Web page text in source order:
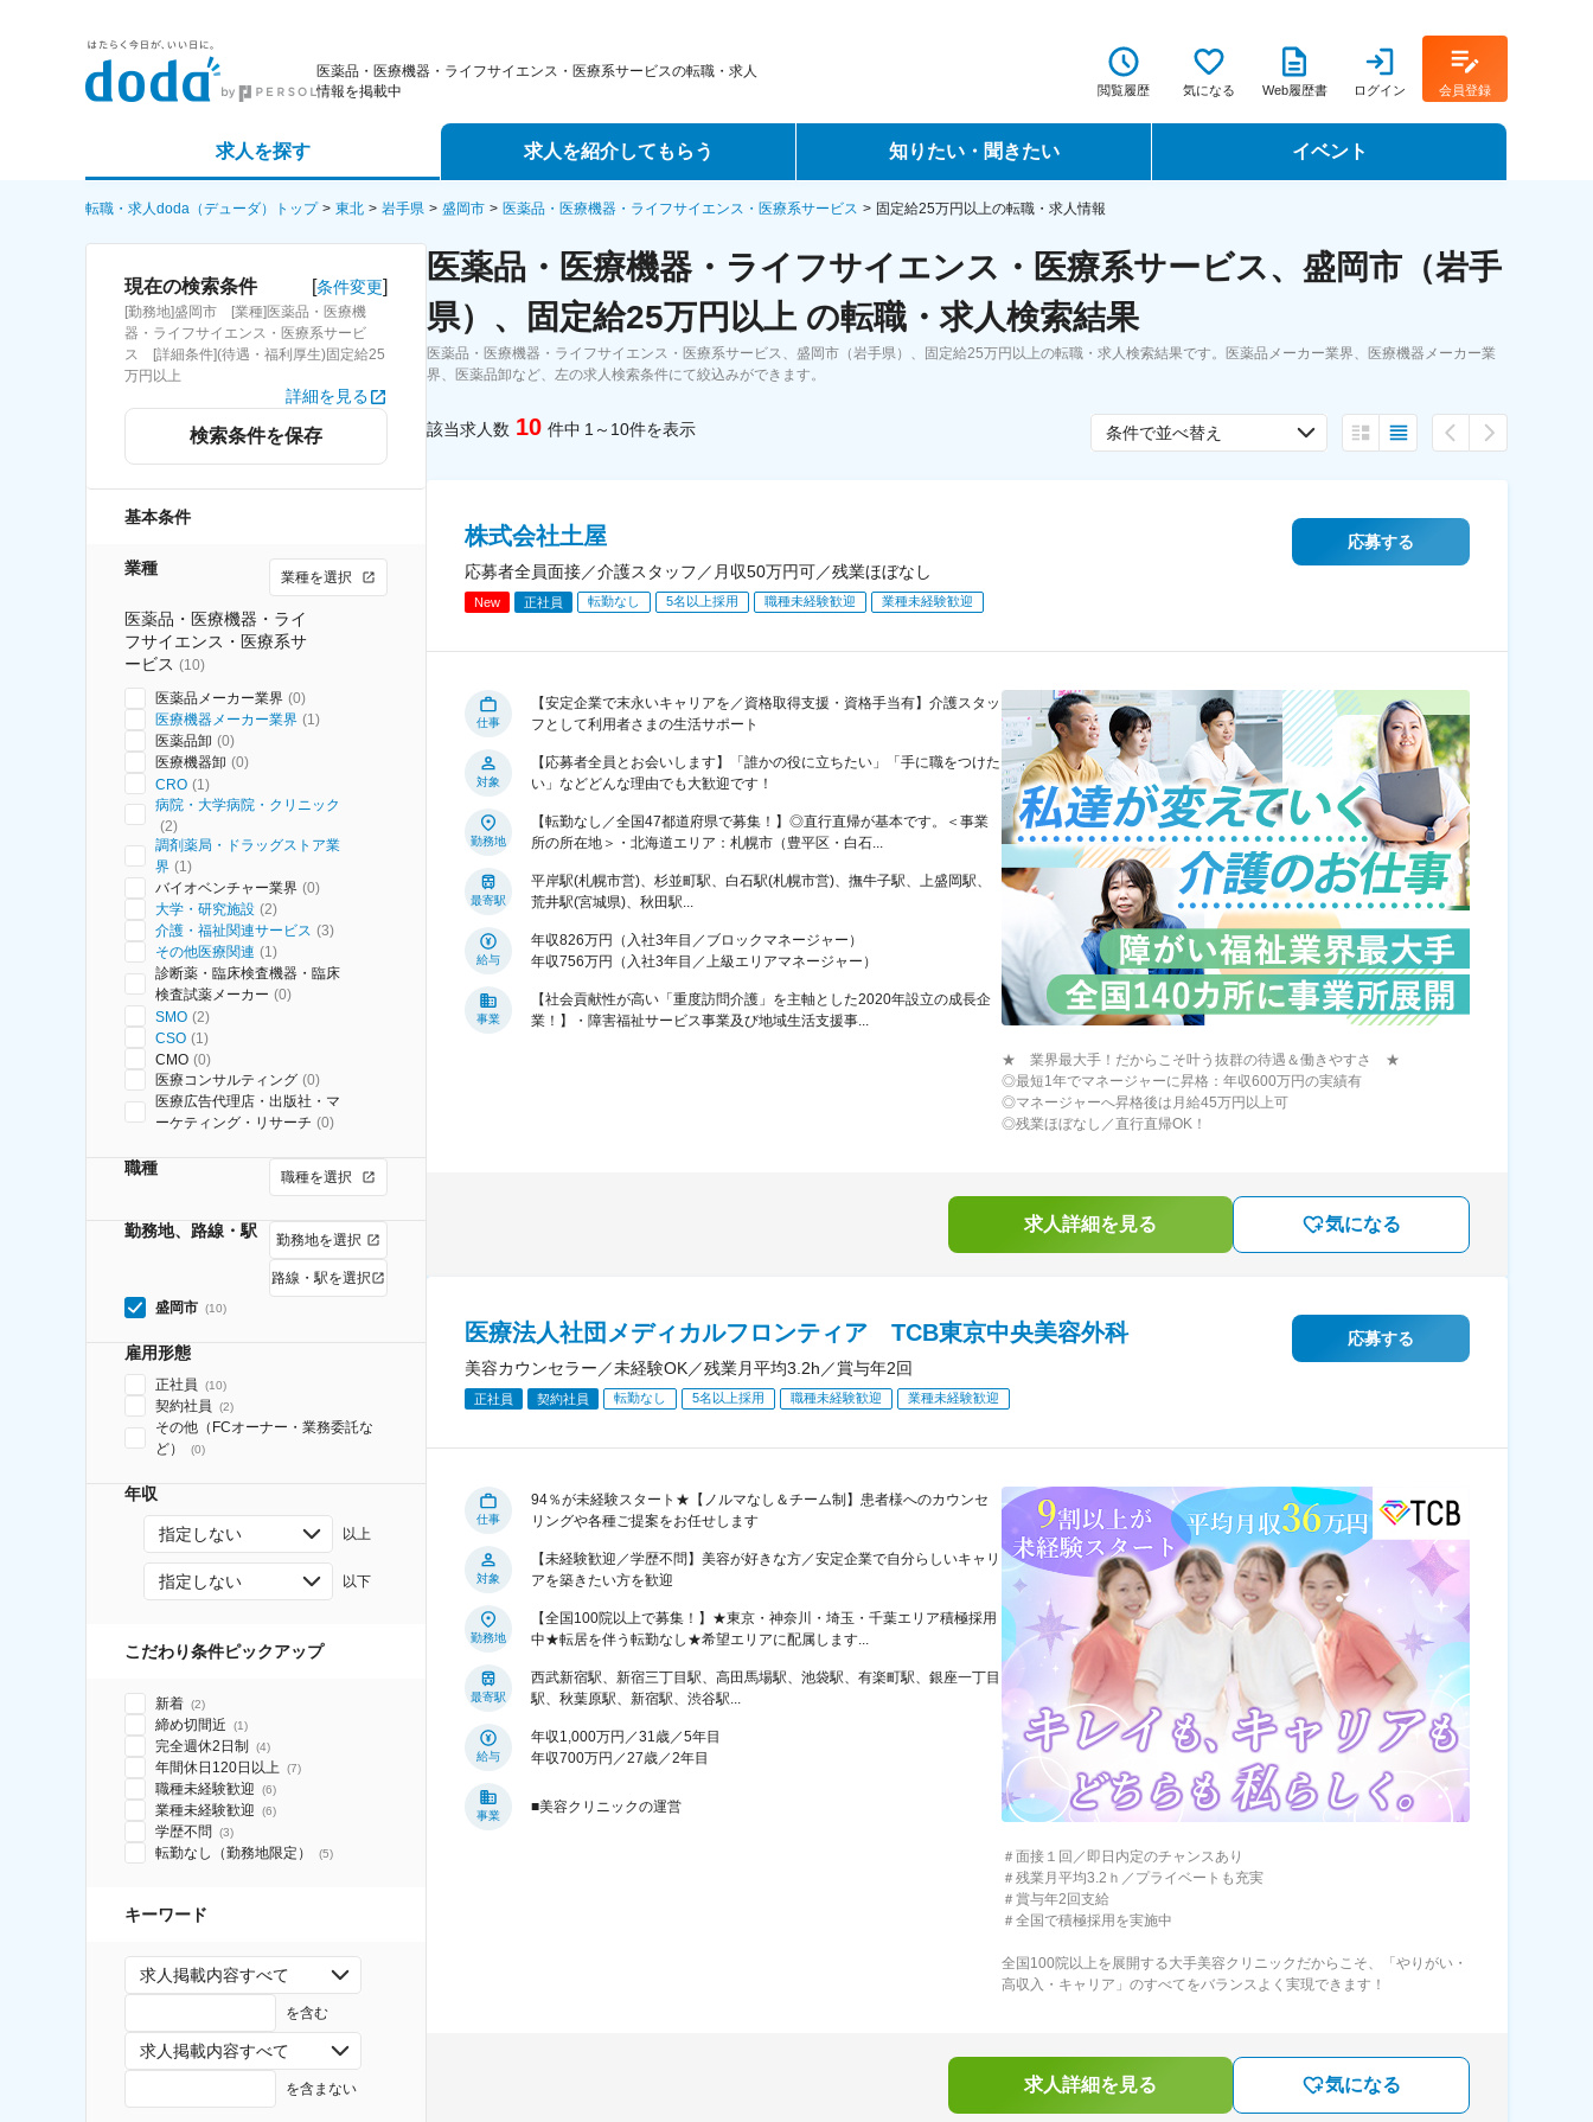
医薬品・医療機器・ライフサイエンス・医療系サービスの転職・求人
情報を掲載中
閲覧履歴 気になる Web履歴書 ログイン 会員登録
求人を探す
詳細条件から探す
求人特集から探す
求人を紹介してもらう
エージェントサービス
スカウトサービス
パートナーエージェントサービス
知りたい・聞きたい
転職ノウハウ
データで見る転職
コラム・インタビュー
イベント
転職フェア
転職・求人doda（デューダ）トップ 東北 岩手県 盛岡市 医薬品・医療機器・ライフサイエンス・医療系サービス 固定給25万円以上の転職・求人情報
現在の検索条件 [条件変更]
[勤務地]盛岡市 [業種]医薬品・医療機
器・ライフサイエンス・医療系サービ
ス [詳細条件](待遇・福利厚生)固定給25
万円以上
詳細を見る
検索条件を保存
基本条件
業種 業種を選択
医薬品・医療機器・ライ
フサイエンス・医療系サ
ービス (10)
医薬品メーカー業界 (0)
医療機器メーカー業界 (1)
医薬品卸 (0)
医療機器卸 (0)
CRO (1)
病院・大学病院・クリニック
(2)
調剤薬局・ドラッグストア業
界 (1)
バイオベンチャー業界 (0)
大学・研究施設 (2)
介護・福祉関連サービス (3)
その他医療関連 (1)
診断薬・臨床検査機器・臨床
検査試薬メーカー (0)
SMO (2)
CSO (1)
CMO (0)
医療コンサルティング (0)
医療広告代理店・出版社・マ
ーケティング・リサーチ (0)
職種 職種を選択
勤務地、路線・駅 勤務地を選択
路線・駅を選択
盛岡市 (10)
雇用形態
正社員 (10)
契約社員 (2)
その他（FCオーナー・業務委託な
ど）
(0)
年収
指定しない 以上
指定しない 以下
こだわり条件ピックアップ
新着 (2)
締め切間近 (1)
完全週休2日制 (4)
年間休日120日以上 (7)
職種未経験歓迎 (6)
業種未経験歓迎 (6)
学歴不問 (3)
転勤なし（勤務地限定） (5)
キーワード
求人掲載内容すべて
を含む
求人掲載内容すべて
を含まない
医薬品・医療機器・ライフサイエンス・医療系サービス、盛岡市（岩手
県）、固定給25万円以上 の転職・求人検索結果
医薬品・医療機器・ライフサイエンス・医療系サービス、盛岡市（岩手県）、固定給25万円以上の転職・求人検索結果です。医薬品メーカー業界、医療機器メーカー業
界、医薬品卸など、左の求人検索条件にて絞込みができます。
該当求人数 10 件中 1～10件を表示 条件で並べ替え
株式会社土屋
応募者全員面接／介護スタッフ／月収50万円可／残業ほぼなし
New 正社員 転勤なし 5名以上採用 職種未経験歓迎 業種未経験歓迎
応募する
仕事
【安定企業で末永いキャリアを／資格取得支援・資格手当有】介護スタッ
フとして利用者さまの生活サポート
対象
【応募者全員とお会いします】「誰かの役に立ちたい」「手に職をつけた
い」などどんな理由でも大歓迎です！
勤務地
【転勤なし／全国47都道府県で募集！】◎直行直帰が基本です。＜事業
所の所在地＞・北海道エリア：札幌市（豊平区・白石...
最寄駅
平岸駅(札幌市営)、杉並町駅、白石駅(札幌市営)、撫牛子駅、上盛岡駅、
荒井駅(宮城県)、秋田駅...
給与
年収826万円（入社3年目／ブロックマネージャー）
年収756万円（入社3年目／上級エリアマネージャー）
事業
【社会貢献性が高い「重度訪問介護」を主軸とした2020年設立の成長企
業！】・障害福祉サービス事業及び地域生活支援事...
★ 業界最大手！だからこそ叶う抜群の待遇＆働きやすさ ★
◎最短1年でマネージャーに昇格：年収600万円の実績有
◎マネージャーへ昇格後は月給45万円以上可
◎残業ほぼなし／直行直帰OK！
求人詳細を見る 気になる
医療法人社団メディカルフロンティア TCB東京中央美容外科
美容カウンセラー／未経験OK／残業月平均3.2h／賞与年2回
正社員 契約社員 転勤なし 5名以上採用 職種未経験歓迎 業種未経験歓迎
応募する
仕事
94％が未経験スタート★【ノルマなし＆チーム制】患者様へのカウンセ
リングや各種ご提案をお任せします
対象
【未経験歓迎／学歴不問】美容が好きな方／安定企業で自分らしいキャリ
アを築きたい方を歓迎
勤務地
【全国100院以上で募集！】★東京・神奈川・埼玉・千葉エリア積極採用
中★転居を伴う転勤なし★希望エリアに配属します...
最寄駅
西武新宿駅、新宿三丁目駅、高田馬場駅、池袋駅、有楽町駅、銀座一丁目
駅、秋葉原駅、新宿駅、渋谷駅...
給与
年収1,000万円／31歳／5年目
年収700万円／27歳／2年目
事業
■美容クリニックの運営
＃面接１回／即日内定のチャンスあり
＃残業月平均3.2ｈ／プライベートも充実
＃賞与年2回支給
＃全国で積極採用を実施中
全国100院以上を展開する大手美容クリニックだからこそ、「やりがい・
高収入・キャリア」のすべてをバランスよく実現できます！
求人詳細を見る 気になる